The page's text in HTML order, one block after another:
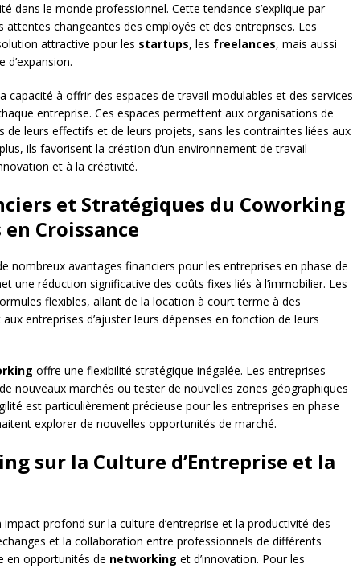
dans le monde professionnel. Cette tendance s’explique par
attentes changeantes des employés et des entreprises. Les
attractive pour les startups, les freelances, mais aussi
capacité à offrir des espaces de travail modulables et des services
entreprise. Ces espaces permettent aux organisations de
de leurs effectifs et de leurs projets, sans les contraintes liées aux
ils favorisent la création d’un environnement de travail
et à la créativité.
et Stratégiques du Coworking
Croissance
nombreux avantages financiers pour les entreprises en phase de
une réduction significative des coûts fixes liés à l’immobilier. Les
flexibles, allant de la location à court terme à des
entreprises d’ajuster leurs dépenses en fonction de leurs
offre une flexibilité stratégique inégalée. Les entreprises
nouveaux marchés ou tester de nouvelles zones géographiques
est particulièrement précieuse pour les entreprises en phase
explorer de nouvelles opportunités de marché.
sur la Culture d’Entreprise et la
impact profond sur la culture d’entreprise et la productivité des
et la collaboration entre professionnels de différents
en opportunités de networking et d’innovation. Pour les